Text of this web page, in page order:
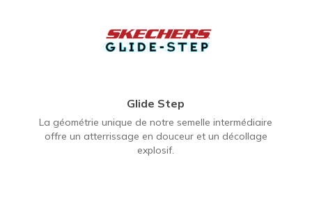
Glide Step
La géométrie unique de notre semelle intermédiaire
offre un atterrissage en douceur et un décollage
explosif.